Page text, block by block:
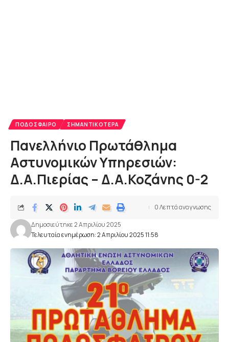
ΠΟΔΌΣΦΑΙΡΟ ΣΗΜΑΝΤΙΚΌΤΕΡΑ
Πανελλήνιο Πρωτάθλημα
Αστυνομικών Υπηρεσιών:
Δ.Α.Πιερίας – Δ.Α.Κοζάνης 0-2
Τελευταία ενημέρωση: 2 Απριλίου 2025 11:58
Δημοσιεύτηκε 2 Απριλίου 2025
0 Λεπτά αναγνωσης